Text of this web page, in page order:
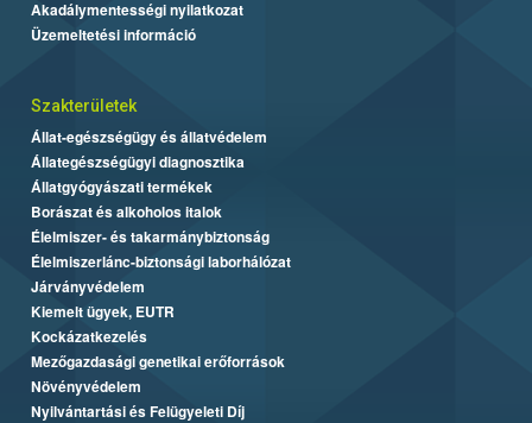
Akadálymentességi nyilatkozat
Üzemeltetési információ
Szakterületek
Állat-egészségügy és állatvédelem
Állategészségügyi diagnosztika
Állatgyógyászati termékek
Borászat és alkoholos italok
Élelmiszer- és takarmánybiztonság
Élelmiszerlánc-biztonsági laborhálózat
Járványvédelem
Kiemelt ügyek, EUTR
Kockázatkezelés
Mezőgazdasági genetikai erőforrások
Növényvédelem
Nyilvántartási és Felügyeleti Díj